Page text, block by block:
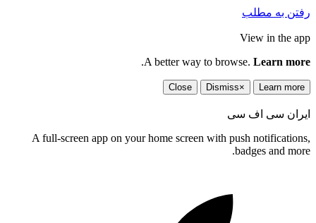
رفتن به مطلب
View in the app
A better way to browse. Learn more
.
Learn more
×
Dismiss
Close
ایران سی اف سی
A full-screen app on your home screen with push notifications,
badges and more.